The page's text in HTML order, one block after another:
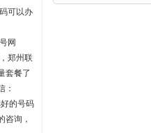
可以办
网
郑州联
套餐了
：
的号码
咨询，